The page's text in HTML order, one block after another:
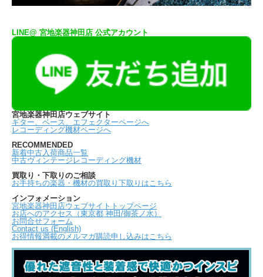
LINE@ 宮地楽器神田店 公式アカウント
宮地楽器神田店ウェブサイト
ギター、ベース、エフェクターページへ
レコーディング機材ページへ
RECOMMENDED
新着中古入荷商品一覧
中古ヴィンテージレコーディング機材
買取り・下取りのご相談
お手持ちの楽器・機材の買取り下取りはこちら
インフォメーション
宮地楽器神田店ウェブサイトトップページ
お店へのアクセス（東京都 神田/御茶ノ水）
お問合せフォーム
Contact us (English)
お得情報満載のメルマガ購読申し込みはこちら